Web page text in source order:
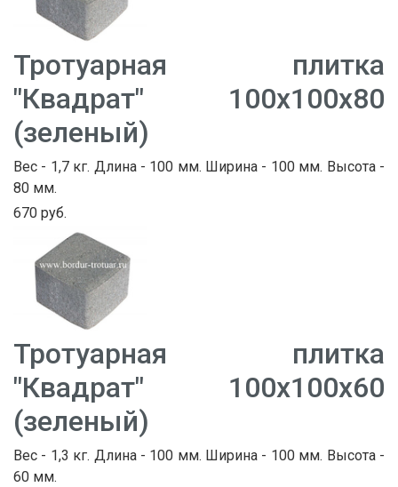
Тротуарная плитка
"Квадрат" 100х100х80
(зеленый)
Вес - 1,7 кг. Длина - 100 мм. Ширина - 100 мм. Высота -
80 мм.
670 руб.
Тротуарная плитка
"Квадрат" 100х100х60
(зеленый)
Вес - 1,3 кг. Длина - 100 мм. Ширина - 100 мм. Высота -
60 мм.